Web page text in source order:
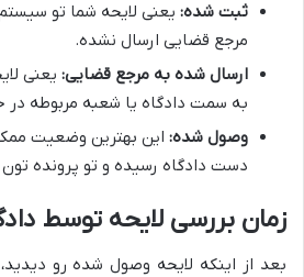
ثبت شده: یعنی لایحه شما تو
مرجع قضایی ارسال نشده.
ارسال شده به مرجع قضایی: یعنی
به سمت دادگاه یا شعبه مربوطه در
وصول شده: این بهترین وضعیت
دست دادگاه رسیده و تو پرونده تون
زمان بررسی لایحه توسط